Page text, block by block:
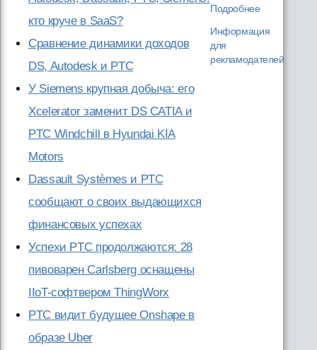
кто круче в SaaS?
Сравнение динамики доходов
DS, Autodesk и PTC
У Siemens крупная добыча: его
Xcelerator заменит DS CATIA и
PTC Windchill в Hyundai KIA
Motors
Dassault Systèmes и PTC
сообщают о своих выдающихся
финансовых успехах
Успехи PTC продолжаются: 28
пивоварен Carlsberg оснащены
IIoT-софтвером ThingWorx
PTC видит будущее Onshape в
образе Uber
Подробнее
Информация
для
рекламодателей